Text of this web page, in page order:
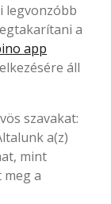
legvonzóbb
a
app
áll
szavakat:
a(z)
mint
a